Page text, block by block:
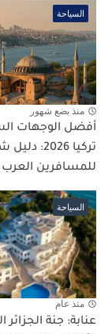
السياحة
منذ بضع شهور
أفضل الوجهات
تركيا 2026:
للمسافرين العرب
السياحة
منذ عام
عنابة: جنة الجزائر